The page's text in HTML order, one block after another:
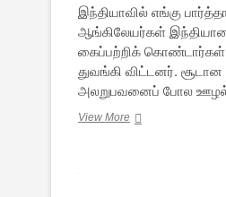
இந்தியாவில் எங்கு
ஆங்கிலேயர்கள்
கைப்பற்றிக்
துவங்கி விட்டனர்.
அலறுபவனைப் போல ஊழல்
View Moreஊழலின்